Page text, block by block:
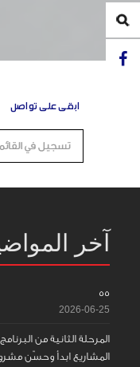
ابقى على تواصل
آخر
55
2026-06-25
المرحلة الثانية من
المشاريع ابدأ وحسّن